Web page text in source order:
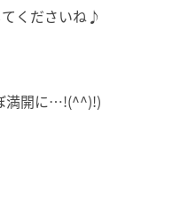
くださいね♪
満開に…!(^^)!)